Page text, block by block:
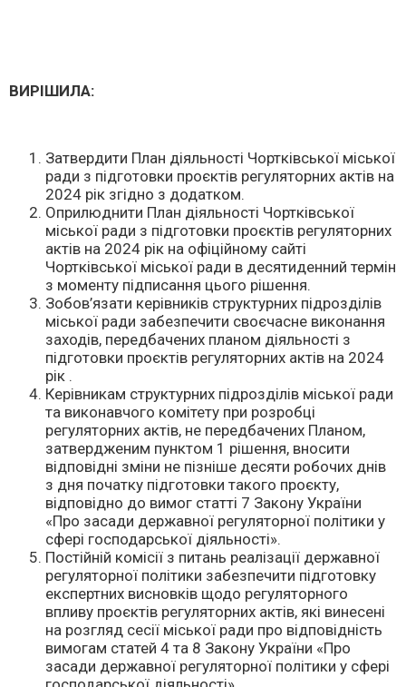
ВИРІШИЛА:
Затвердити План діяльності Чортківської міської
ради з підготовки проєктів регуляторних актів на
2024 рік згідно з додатком.
Оприлюднити План діяльності Чортківської
міської ради з підготовки проєктів регуляторних
актів на 2024 рік на офіційному сайті
Чортківської міської ради в десятиденний термін
з моменту підписання цього рішення.
Зобов’язати керівників структурних підрозділів
міської ради забезпечити своєчасне виконання
заходів, передбачених планом діяльності з
підготовки проєктів регуляторних актів на 2024
рік .
Керівникам структурних підрозділів міської ради
та виконавчого комітету при розробці
регуляторних актів, не передбачених Планом,
затвердженим пунктом 1 рішення, вносити
відповідні зміни не пізніше десяти робочих днів
з дня початку підготовки такого проєкту,
відповідно до вимог статті 7 Закону України
«Про засади державної регуляторної політики у
сфері господарської діяльності».
Постійній комісії з питань реалізації державної
регуляторної політики забезпечити підготовку
експертних висновків щодо регуляторного
впливу проєктів регуляторних актів, які винесені
на розгляд сесії міської ради про відповідність
вимогам статей 4 та 8 Закону України «Про
засади державної регуляторної політики у сфері